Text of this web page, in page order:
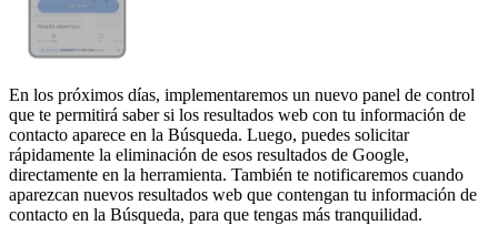
En los próximos días, implementaremos un nuevo panel de control
que te permitirá saber si los resultados web con tu información de
contacto aparece en la Búsqueda. Luego, puedes solicitar
rápidamente la eliminación de esos resultados de Google,
directamente en la herramienta. También te notificaremos cuando
aparezcan nuevos resultados web que contengan tu información de
contacto en la Búsqueda, para que tengas más tranquilidad.